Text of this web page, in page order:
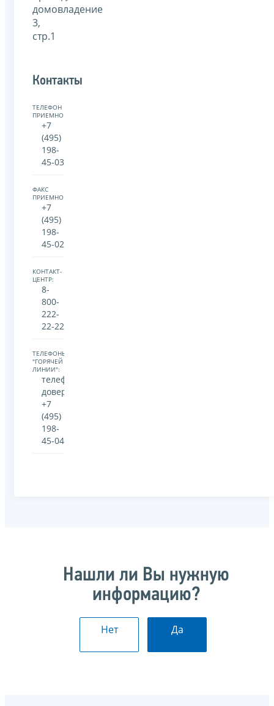
домовладение
3,
стр.1
Контакты
ТЕЛЕФОН
ПРИЕМНОЙ:
+7
(495)
198-
45-03
ФАКС
ПРИЕМНОЙ:
+7
(495)
198-
45-02
КОНТАКТ-
ЦЕНТР:
8-
800-
222-
22-22
ТЕЛЕФОНЫ
"ГОРЯЧЕЙ
ЛИНИИ":
телефон
доверия:
+7
(495)
198-
45-04
Нашли ли Вы нужную
информацию?
Нет Да